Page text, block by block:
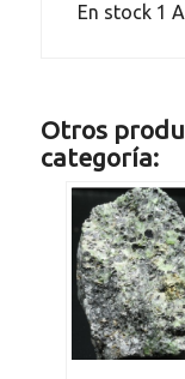
En stock 1
Otros
categoría: